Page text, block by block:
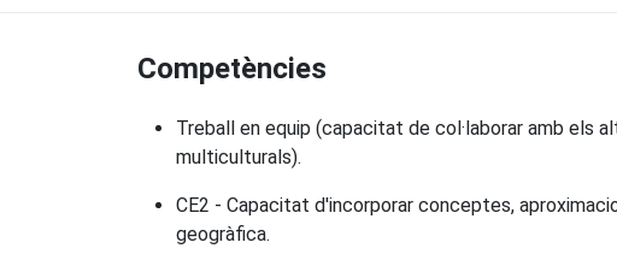
Competències
Treball en equip (capacitat de col·laborar amb els
multiculturals).
CE2 - Capacitat d'incorporar conceptes,
geogràfica.